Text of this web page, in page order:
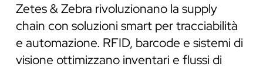
Zetes & Zebra rivoluzionano la supply
chain con soluzioni smart per tracciabilità
e automazione. RFID, barcode e sistemi di
visione ottimizzano inventari e flussi di